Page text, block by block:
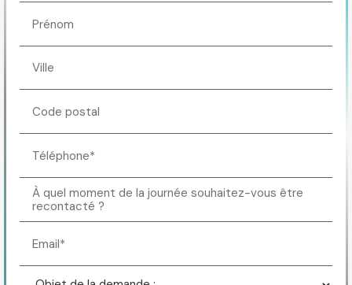
Prénom
Ville
Code postal
Téléphone*
À quel moment de la journée souhaitez-vous être
recontacté ?
Email*